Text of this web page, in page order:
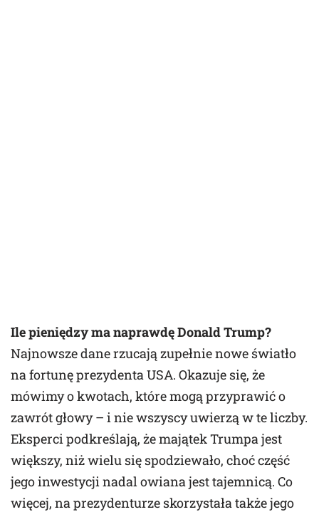
Ile pieniędzy ma naprawdę Donald Trump?
Najnowsze dane rzucają zupełnie nowe światło
na fortunę prezydenta USA. Okazuje się, że
mówimy o kwotach, które mogą przyprawić o
zawrót głowy – i nie wszyscy uwierzą w te liczby.
Eksperci podkreślają, że majątek Trumpa jest
większy, niż wielu się spodziewało, choć część
jego inwestycji nadal owiana jest tajemnicą. Co
więcej, na prezydenturze skorzystała także jego